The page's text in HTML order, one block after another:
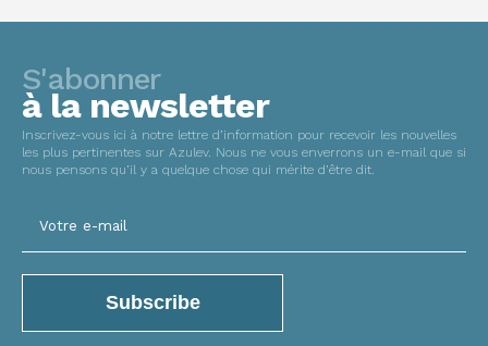
S'abonner
à la newsletter
Inscrivez-vous ici à notre lettre d’information pour recevoir les nouvelles
les plus pertinentes sur Azulev. Nous ne vous enverrons un e-mail que si
nous pensons qu’il y a quelque chose qui mérite d’être dit.